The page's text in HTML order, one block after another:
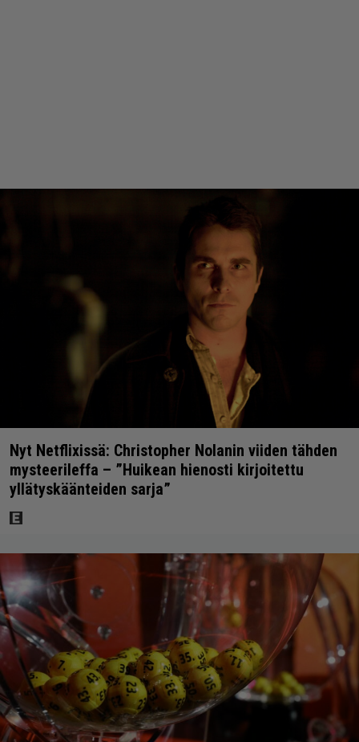
Nyt Netflixissä: Christopher Nolanin viiden tähden
mysteerileffa – ”Huikean hienosti kirjoitettu
yllätyskäänteiden sarja”